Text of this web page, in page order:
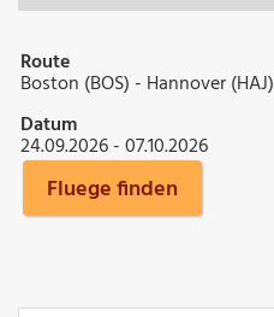
Route
Boston (BOS) - Hannover (HAJ)
Datum
24.09.2026 - 07.10.2026
Fluege finden